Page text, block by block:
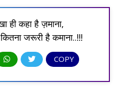
ही कहा है ज़माना,
जरूरी है कमाना..!!!
COPY